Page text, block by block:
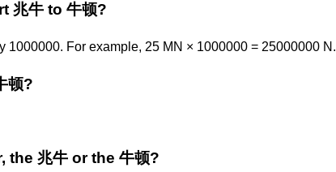
兆牛 to 牛顿?
1000000. For example, 25 MN × 1000000 = 25000000 N.
顿?
the 兆牛 or the 牛顿?